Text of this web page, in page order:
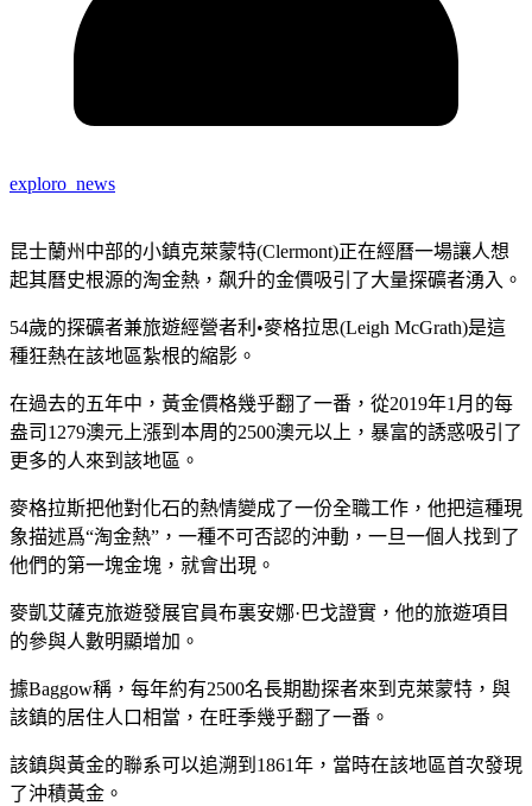
exploro_news
昆士蘭州中部的小鎮克萊蒙特(Clermont)正在經曆一場讓人想
起其曆史根源的淘金熱，飙升的金價吸引了大量探礦者湧入。
54歲的探礦者兼旅遊經營者利•麥格拉思(Leigh McGrath)是這
種狂熱在該地區紮根的縮影。
在過去的五年中，黃金價格幾乎翻了一番，從2019年1月的每
盎司1279澳元上漲到本周的2500澳元以上，暴富的誘惑吸引了
更多的人來到該地區。
麥格拉斯把他對化石的熱情變成了一份全職工作，他把這種現
象描述爲“淘金熱”，一種不可否認的沖動，一旦一個人找到了
他們的第一塊金塊，就會出現。
麥凱艾薩克旅遊發展官員布裏安娜·巴戈證實，他的旅遊項目
的參與人數明顯增加。
據Baggow稱，每年約有2500名長期勘探者來到克萊蒙特，與
該鎮的居住人口相當，在旺季幾乎翻了一番。
該鎮與黃金的聯系可以追溯到1861年，當時在該地區首次發現
了沖積黃金。